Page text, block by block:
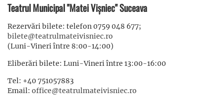
Teatrul Municipal "Matei Vișniec" Suceava
Rezervări bilete: telefon 0759 048 677;
bilete@teatrulmateivisniec.ro
(Luni-Vineri între 8:00-14:00)
Eliberări bilete: Luni-Vineri între 13:00-16:00
Tel: +40 751057883
Email: office@teatrulmateivisniec.ro